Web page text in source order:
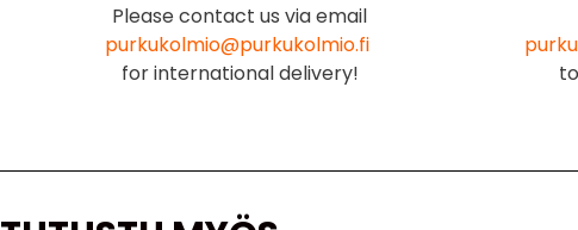
Please contact us via email
purkukolmio@purkukolmio.fi
for international delivery!